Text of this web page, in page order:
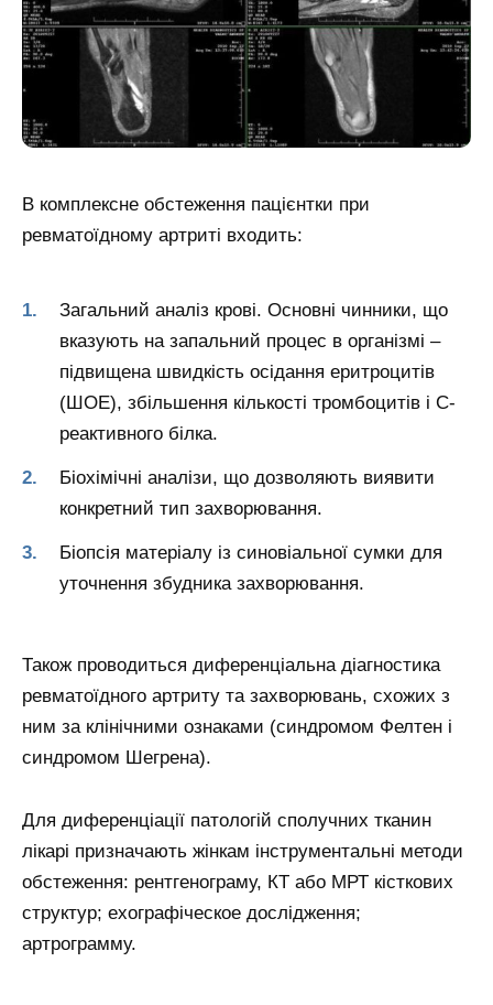
В комплексне обстеження пацієнтки при
ревматоїдному артриті входить:
Загальний аналіз крові. Основні чинники, що
вказують на запальний процес в організмі –
підвищена швидкість осідання еритроцитів
(ШОЕ), збільшення кількості тромбоцитів і С-
реактивного білка.
Біохімічні аналізи, що дозволяють виявити
конкретний тип захворювання.
Біопсія матеріалу із синовіальної сумки для
уточнення збудника захворювання.
Також проводиться диференціальна діагностика
ревматоїдного артриту та захворювань, схожих з
ним за клінічними ознаками (синдромом Фелтен і
синдромом Шегрена).
Для диференціації патологій сполучних тканин
лікарі призначають жінкам інструментальні методи
обстеження: рентгенограму, КТ або МРТ кісткових
структур; ехографіческое дослідження;
артрограмму.